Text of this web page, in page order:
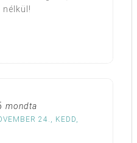
mondta
24., KEDD,